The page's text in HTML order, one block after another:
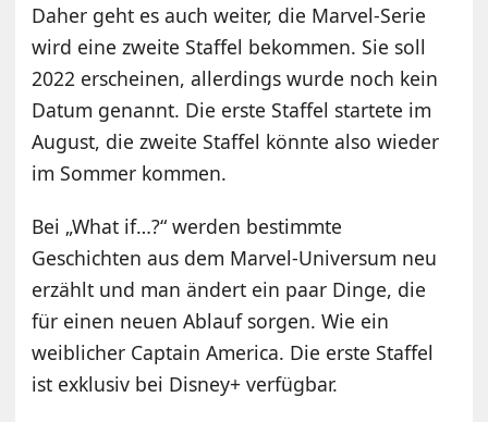
Daher geht es auch weiter, die Marvel-Serie
wird eine zweite Staffel bekommen. Sie soll
2022 erscheinen, allerdings wurde noch kein
Datum genannt. Die erste Staffel startete im
August, die zweite Staffel könnte also wieder
im Sommer kommen.
Bei „What if…?“ werden bestimmte
Geschichten aus dem Marvel-Universum neu
erzählt und man ändert ein paar Dinge, die
für einen neuen Ablauf sorgen. Wie ein
weiblicher Captain America. Die erste Staffel
ist exklusiv bei Disney+ verfügbar.